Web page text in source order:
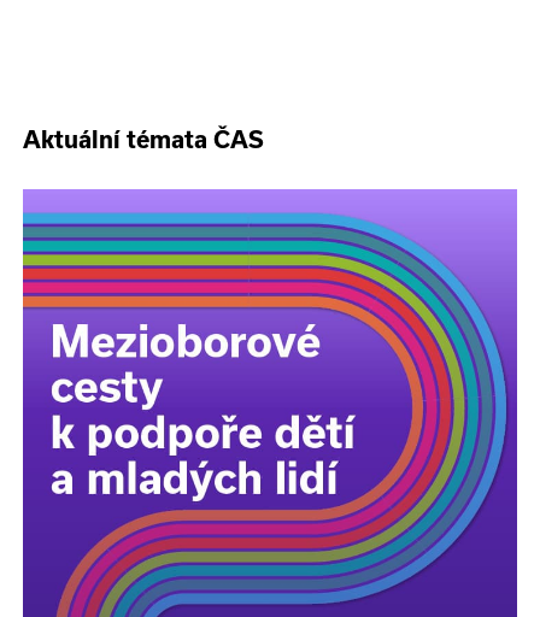
Aktuální témata ČAS